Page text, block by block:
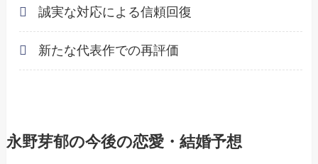
誠実な対応による信頼回復
新たな代表作での再評価
永野芽郁の今後の恋愛・結婚予想